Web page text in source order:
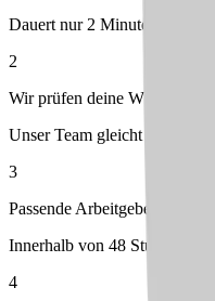
Dauert nur 2 Minuten –
2
Wir prüfen deine Wünsche
Unser Team gleicht dein
3
Passende Arbeitgeber melden
Innerhalb von 48 Stunden –
4